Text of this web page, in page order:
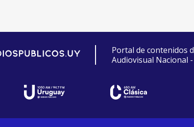
Portal de contenidos
Audiovisual Nacional